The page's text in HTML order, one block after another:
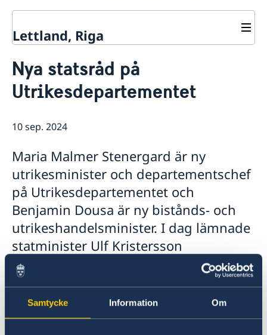
Samtycke Information Om
Lettland, Riga
Om oss
Dataskyddspolicy (GDPR)
Praktik på ambassaden
Så stöttar vi svenska företag
Team Sweden
Så kan du få stöd
Svenska företag i Lettland
Anmäl handelshinder
Nya statsråd på
Utrikesdepartementet
10 sep. 2024
Maria Malmer Stenergard är ny
utrikesminister och departementschef
på Utrikesdepartementet och
Benjamin Dousa är ny bistånds- och
utrikeshandelsminister. I dag lämnade
statminister Ulf Kristersson
regeringsförklaringen till riksdagen
och anmälde nya statsråd i
regeringen.